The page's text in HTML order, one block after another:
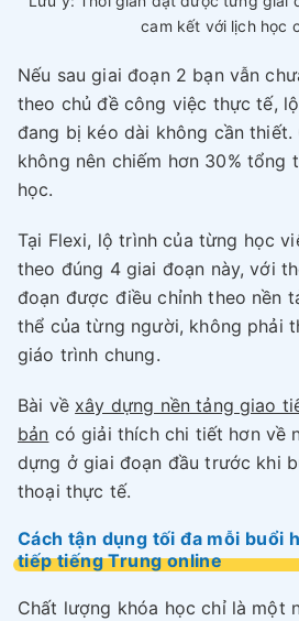
cam kết với lịch học
Nếu sau giai đoạn 2 bạn vẫn
theo chủ đề công việc thực tế,
đang bị kéo dài không cần thiết.
không nên chiếm hơn 30% tổng
học.
Tại Flexi, lộ trình của từng học
theo đúng 4 giai đoạn này, với
đoạn được điều chỉnh theo nền
thể của từng người, không phải
giáo trình chung.
Bài về xây dựng nền tảng giao
bản có giải thích chi tiết hơn về
dựng ở giai đoạn đầu trước khi
thoại thực tế.
Cách tận dụng tối đa mỗi buổi
tiếp tiếng Trung online
Chất lượng khóa học chỉ là một